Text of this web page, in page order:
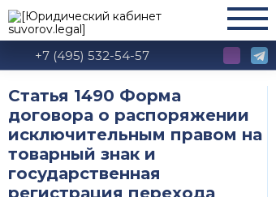
+7 (495) 532-54-57
Статья 1490 Форма
договора о распоряжении
исключительным правом на
товарный знак и
государственная
регистрация перехода